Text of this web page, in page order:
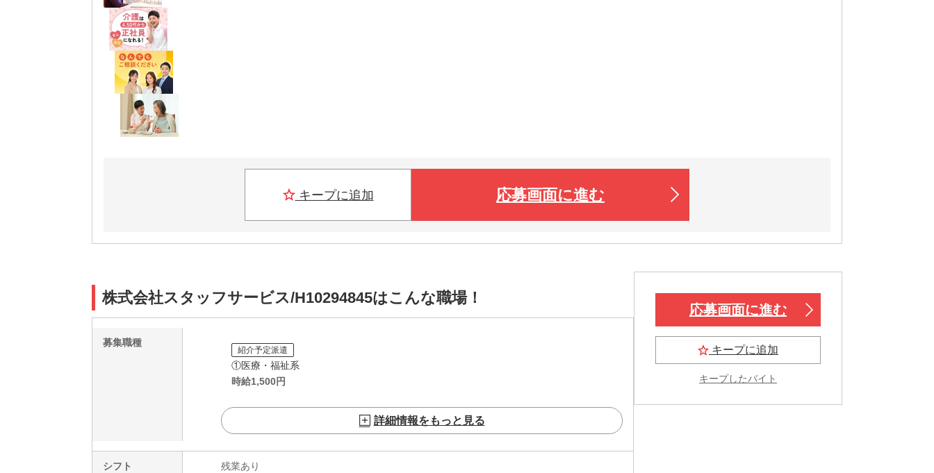
キープに追加 応募画面に進む
株式会社スタッフサービス/H10294845はこんな職場！
募集職種
紹介予定派遣
①医療・福祉系
時給1,500円
詳細情報をもっと見る
シフト 残業あり
応募画面に進む
キープに追加
キープしたバイト